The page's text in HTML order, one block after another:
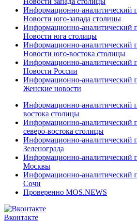
Информационно-аналитический
Новости юго-запада столицы
Информационно-аналитический
Новости юга столицы
Информационно-аналитический
Новости юго-востока столицы
Информационно-аналитический
Новости России
Информационно-аналитический
Женские новости
Информационно-аналитический
востока столицы
Информационно-аналитический
северо-востока столицы
Информационно-аналитический
Зеленограда
Информационно-аналитический
Москвы
Информационно-аналитический
Сочи
Проверенно MOS.NEWS
Вконтакте